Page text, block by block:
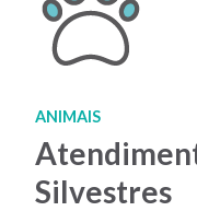
ANIMAIS
Silvestres